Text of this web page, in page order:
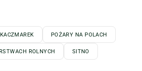
POŻARY NA POLACH
ROLNYCH SITNO